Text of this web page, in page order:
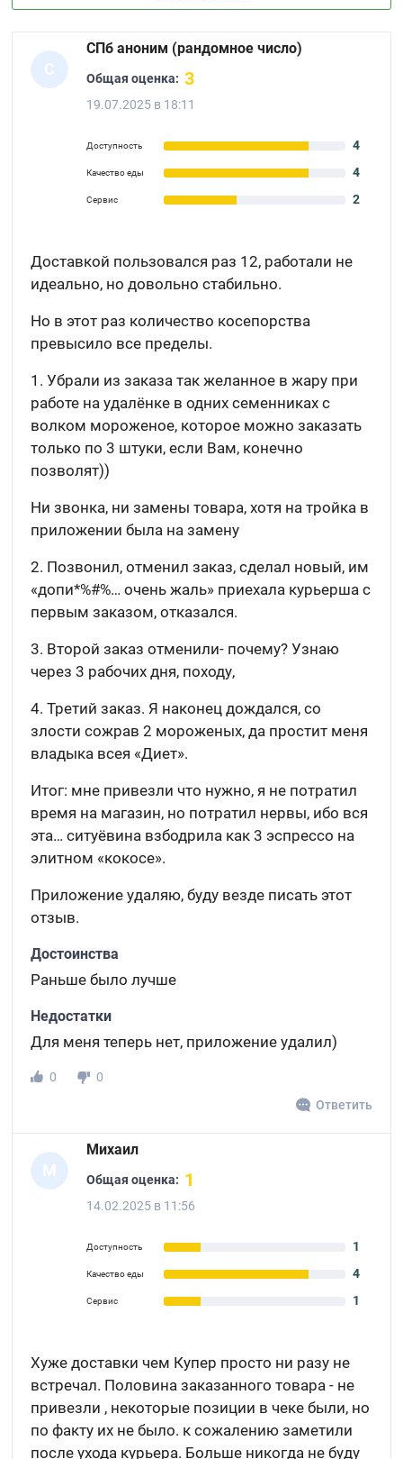
С
СПб аноним (рандомное число)
Общая оценка: 3
19.07.2025 в 18:11
Доступность 4
Качество еды 4
Сервис 2
Доставкой пользовался раз 12, работали не
идеально, но довольно стабильно.
Но в этот раз количество косепорства
превысило все пределы.
1. Убрали из заказа так желанное в жару при
работе на удалёнке в одних семенниках с
волком мороженое, которое можно заказать
только по 3 штуки, если Вам, конечно
позволят))
Ни звонка, ни замены товара, хотя на тройка в
приложении была на замену
2. Позвонил, отменил заказ, сделал новый, им
«допи*%#%… очень жаль» приехала курьерша с
первым заказом, отказался.
3. Второй заказ отменили- почему? Узнаю
через 3 рабочих дня, походу,
4. Третий заказ. Я наконец дождался, со
злости сожрав 2 мороженых, да простит меня
владыка всея «Диет».
Итог: мне привезли что нужно, я не потратил
время на магазин, но потратил нервы, ибо вся
эта… ситуёвина взбодрила как 3 эспрессо на
элитном «кокосе».
Приложение удаляю, буду везде писать этот
отзыв.
Достоинства
Раньше было лучше
Недостатки
Для меня теперь нет, приложение удалил)
0
0
Ответить
М
Михаил
Общая оценка: 1
14.02.2025 в 11:56
Доступность 1
Качество еды 4
Сервис 1
Хуже доставки чем Купер просто ни разу не
встречал. Половина заказанного товара - не
привезли , некоторые позиции в чеке были, но
по факту их не было. к сожалению заметили
после ухода курьера. Больше никогда не буду